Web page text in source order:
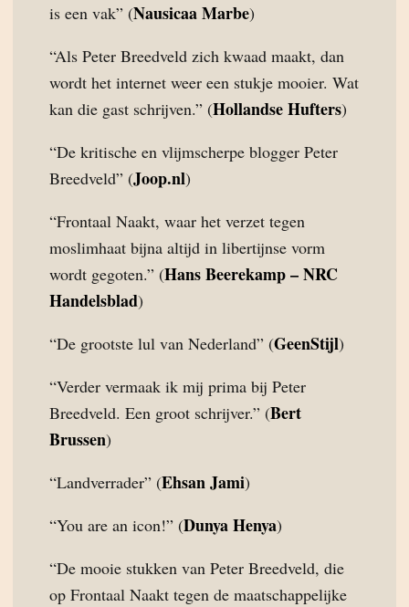
is een vak” (Nausicaa Marbe)
“Als Peter Breedveld zich kwaad maakt, dan
wordt het internet weer een stukje mooier. Wat
kan die gast schrijven.” (Hollandse Hufters)
“De kritische en vlijmscherpe blogger Peter
Breedveld” (Joop.nl)
“Frontaal Naakt, waar het verzet tegen
moslimhaat bijna altijd in libertijnse vorm
wordt gegoten.” (Hans Beerekamp – NRC
Handelsblad)
“De grootste lul van Nederland” (GeenStijl)
“Verder vermaak ik mij prima bij Peter
Breedveld. Een groot schrijver.” (Bert
Brussen)
“Landverrader” (Ehsan Jami)
“You are an icon!” (Dunya Henya)
“De mooie stukken van Peter Breedveld, die
op Frontaal Naakt tegen de maatschappelijke